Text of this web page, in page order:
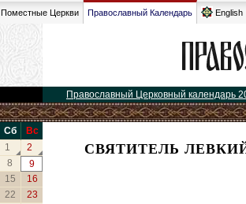
Поместные Церкви Православный Календарь English
Православный Церковный календарь
Сб
Вс
1
2
8
9
15
16
22
23
СВЯТИТЕЛЬ